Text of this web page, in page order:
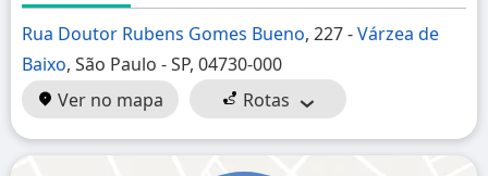
Rua Doutor Rubens Gomes Bueno, 227 -Várzea de
Baixo, São Paulo - SP, 04730-000
Ver no mapa
Rotas